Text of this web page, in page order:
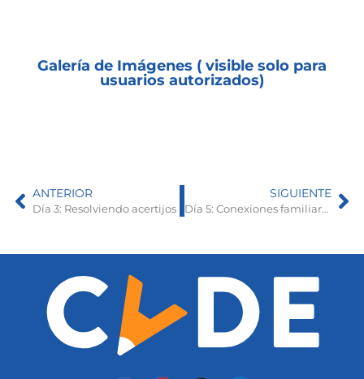
Galería de Imágenes ( visible solo para
usuarios autorizados)
ANTERIOR
Día 3: Resolviendo acertijos
SIGUIENTE
Día 5: Conexiones familiares, aventuras y diversión.